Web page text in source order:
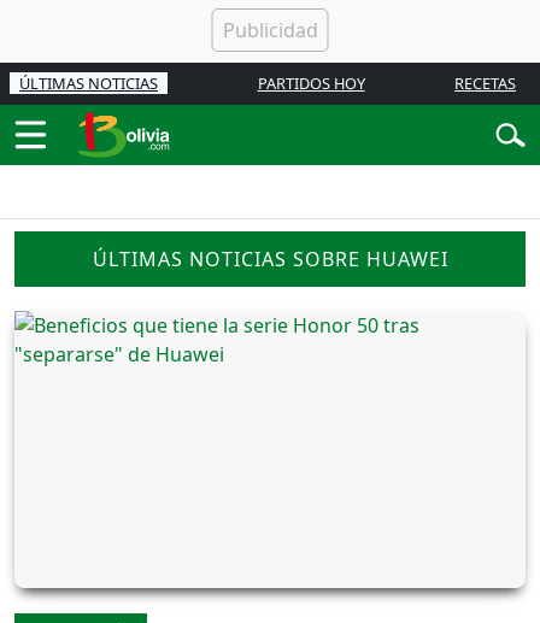
ÚLTIMAS NOTICIAS PARTIDOS HOY RECETAS
ÚLTIMAS NOTICIAS SOBRE HUAWEI